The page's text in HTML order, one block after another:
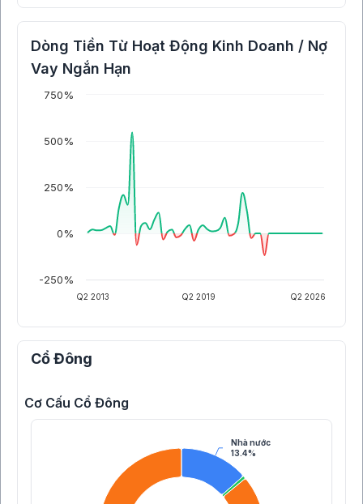
Dòng Tiền Từ Hoạt Động Kinh Doanh / Nợ
Vay Ngắn Hạn
Q2 2013 Q2 2019 Q2 2026
-250%
0%
250%
500%
750%
Cổ Đông
Cơ Cấu Cổ Đông
Nhà nước
13.4%